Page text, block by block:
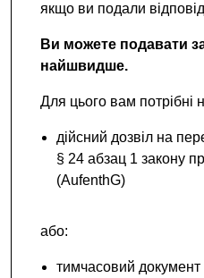
якщо ви подали
Ви можете подавати
найшвидше.
Для цього вам потрібні
дійсний дозвіл на
§ 24 абзац 1 закону
(AufenthG)
або:
тимчасовий